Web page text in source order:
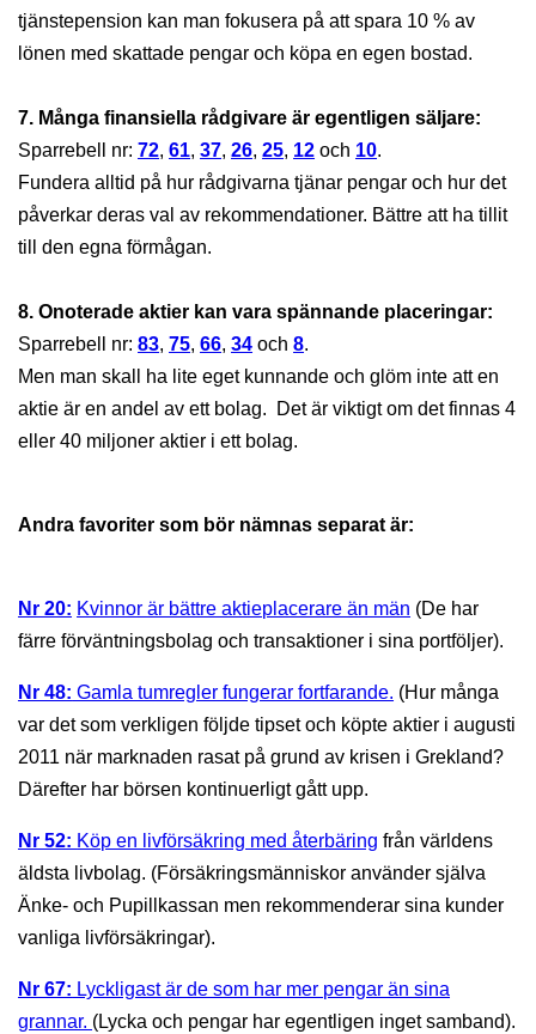
tjänstepension kan man fokusera på att spara 10 % av
lönen med skattade pengar och köpa en egen bostad.
7. Många finansiella rådgivare är egentligen säljare:
Sparrebell nr:72,61,37,26,25, 12 och 10.
Fundera alltid på hur rådgivarna tjänar pengar och hur det
påverkar deras val av rekommendationer. Bättre att ha tillit
till den egna förmågan.
8. Onoterade aktier kan vara spännande placeringar:
Sparrebell nr:83,75,66,34 och8.
Men man skall ha lite eget kunnande och glöm inte att en
aktie är en andel av ett bolag. Det är viktigt om det finnas 4
eller 40 miljoner aktier i ett bolag.
Andra favoriter som bör nämnas separat är:
Nr 20: Kvinnor är bättre aktieplacerare än män (De har
färre förväntningsbolag och transaktioner i sina portföljer).
Nr 48: Gamla tumregler fungerar fortfarande. (Hur många
var det som verkligen följde tipset och köpte aktier i augusti
2011 när marknaden rasat på grund av krisen i Grekland?
Därefter har börsen kontinuerligt gått upp.
Nr 52: Köp en livförsäkring med återbäring från världens
äldsta livbolag. (Försäkringsmänniskor använder själva
Änke- och Pupillkassan men rekommenderar sina kunder
vanliga livförsäkringar).
Nr 67: Lyckligast är de som har mer pengar än sina
grannar. (Lycka och pengar har egentligen inget samband).